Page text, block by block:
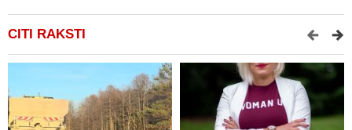
CITI RAKSTI